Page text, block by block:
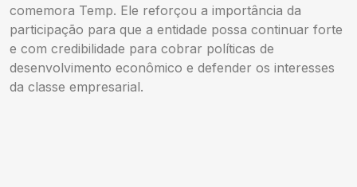
comemora Temp. Ele reforçou a importância da
participação para que a entidade possa continuar forte
e com credibilidade para cobrar políticas de
desenvolvimento econômico e defender os interesses
da classe empresarial.